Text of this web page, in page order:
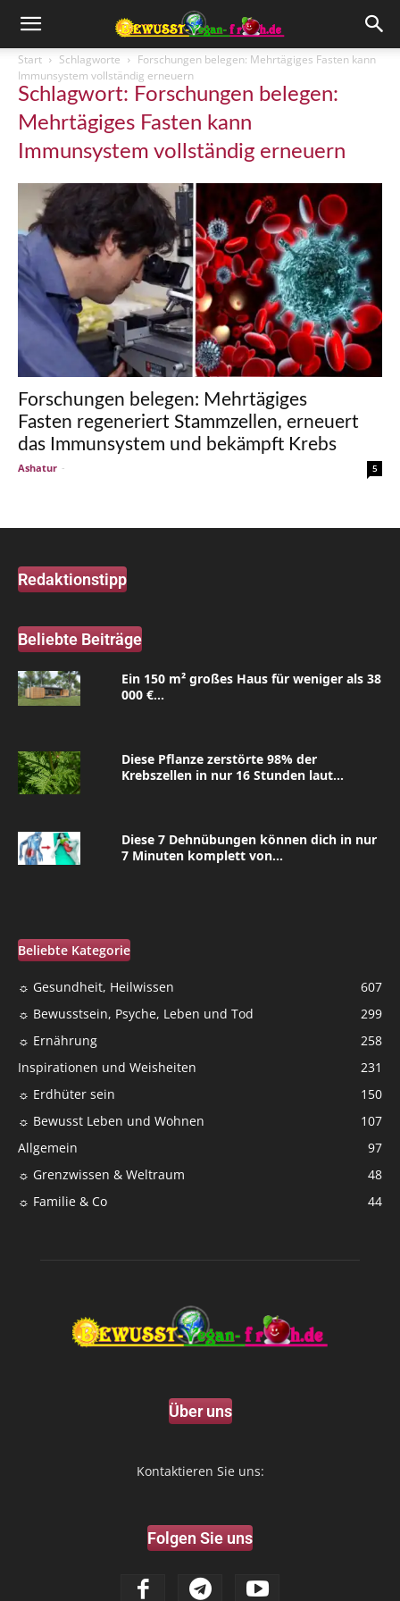
Start Schlagworte
Forschungen belegen: Mehrtägiges Fasten kann
Immunsystem vollständig erneuern
Schlagwort: Forschungen belegen:
Mehrtägiges Fasten kann
Immunsystem vollständig erneuern
Forschungen belegen: Mehrtägiges
Fasten regeneriert Stammzellen, erneuert
das Immunsystem und bekämpft Krebs
Ashatur - 5
Redaktionstipp
Beliebte Beiträge
Ein 150 m² großes Haus für weniger als 38
000 €...
Diese Pflanze zerstörte 98% der
Krebszellen in nur 16 Stunden laut...
Diese 7 Dehnübungen können dich in nur
7 Minuten komplett von...
Beliebte Kategorie
☼ Gesundheit, Heilwissen
607
☼ Bewusstsein, Psyche, Leben und Tod
299
☼ Ernährung
258
Inspirationen und Weisheiten
231
☼ Erdhüter sein
150
☼ Bewusst Leben und Wohnen
107
Allgemein
97
☼ Grenzwissen & Weltraum
48
☼ Familie & Co
44
Über uns
Kontaktieren Sie uns:
Folgen Sie uns